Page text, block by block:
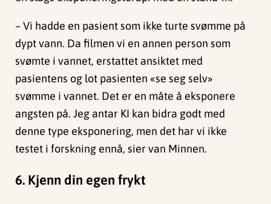
– Vi hadde en pasient som ikke turte svømme på
dypt vann. Da filmen vi en annen person som
svømte i vannet, erstattet ansiktet med
pasientens og lot pasienten «se seg selv»
svømme i vannet. Det er en måte å eksponere
angsten på. Jeg antar KI kan bidra godt med
denne type eksponering, men det har vi ikke
testet i forskning ennå, sier van Minnen.
6. Kjenn din egen frykt